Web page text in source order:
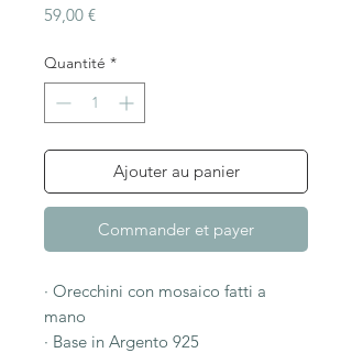
59,00 €Prix
Quantité *
Ajouter au panier
Commander et payer
· Orecchini con mosaico fatti a
mano
· Base in Argento 925